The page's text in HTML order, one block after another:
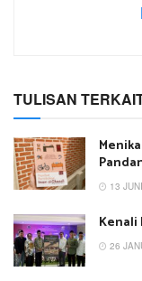
TULISAN
13
Kenali
26